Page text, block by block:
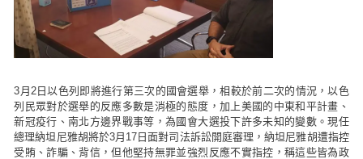
3月2日以色列即將進行第三次的國會選舉，相較於前二次的情況，以色
列民眾對於選舉的反應多數是消極的態度，加上美國的中東和平計畫、
新冠疫行、南北方邊界戰事等，為國會大選投下許多未知的變數。現任
總理納坦尼雅胡將於3月17日面對司法訴訟開庭審理，納坦尼雅胡遭指控
受賄、詐騙、背信，但他堅持無罪並強烈反應不實指控，稱這些皆為政